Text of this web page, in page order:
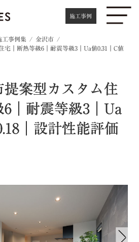
施工事例
工事例集
金沢市
宅｜断熱等級6｜耐震等級3｜Ua値0.31｜C値
案型カスタム住
｜耐震等級3｜Ua
｜設計性能評価